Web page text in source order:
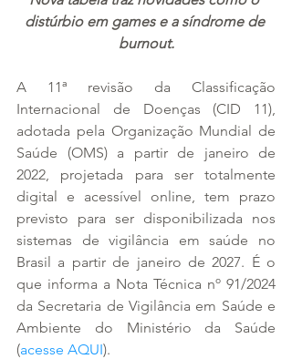
distúrbio em games e a síndrome de
burnout.
A 11ª revisão da Classificação
Internacional de Doenças (CID 11),
adotada pela Organização Mundial de
Saúde (OMS) a partir de janeiro de
2022, projetada para ser totalmente
digital e acessível online, tem prazo
previsto para ser disponibilizada nos
sistemas de vigilância em saúde no
Brasil a partir de janeiro de 2027. É o
que informa a Nota Técnica nº 91/2024
da Secretaria de Vigilância em Saúde e
Ambiente do Ministério da Saúde
(acesse AQUI).